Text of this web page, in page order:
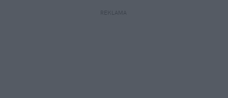
REKLAMA